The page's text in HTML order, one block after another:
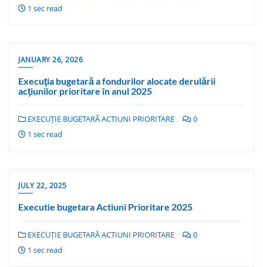
1 sec read
JANUARY 26, 2026
Execuţia bugetară a fondurilor alocate derulării
acţiunilor prioritare în anul 2025
EXECUȚIE BUGETARĂ ACTIUNI PRIORITARE
0
1 sec read
JULY 22, 2025
Executie bugetara Actiuni Prioritare 2025
EXECUȚIE BUGETARĂ ACTIUNI PRIORITARE
0
1 sec read